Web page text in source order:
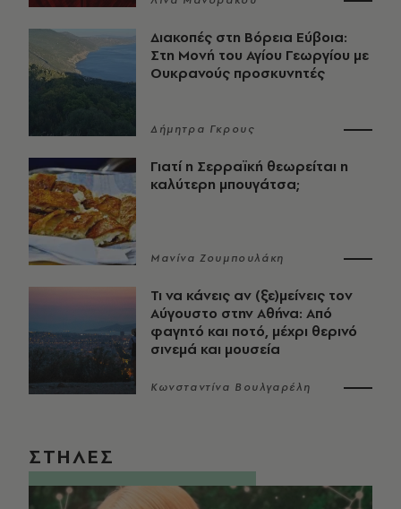
Διακοπές στη Βόρεια Εύβοια:
Στη Μονή του Αγίου Γεωργίου με
Ουκρανούς προσκυνητές
Δήμητρα Γκρους
Γιατί η Σερραϊκή θεωρείται η
καλύτερη μπουγάτσα;
Μανίνα Ζουμπουλάκη
Τι να κάνεις αν (ξε)μείνεις τον
Αύγουστο στην Αθήνα: Από
φαγητό και ποτό, μέχρι θερινό
σινεμά και μουσεία
Κωνσταντίνα Βουλγαρέλη
ΣΤΗΛΕΣ